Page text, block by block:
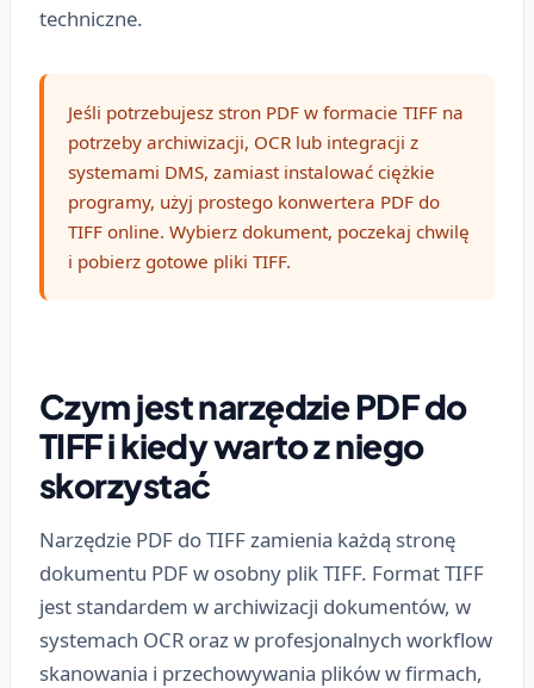
techniczne.
Jeśli potrzebujesz stron PDF w formacie TIFF na
potrzeby archiwizacji, OCR lub integracji z
systemami DMS, zamiast instalować ciężkie
programy, użyj prostego konwertera PDF do
TIFF online. Wybierz dokument, poczekaj chwilę
i pobierz gotowe pliki TIFF.
Czym jest narzędzie PDF do
TIFF i kiedy warto z niego
skorzystać
Narzędzie PDF do TIFF zamienia każdą stronę
dokumentu PDF w osobny plik TIFF. Format TIFF
jest standardem w archiwizacji dokumentów, w
systemach OCR oraz w profesjonalnych workflow
skanowania i przechowywania plików w firmach,